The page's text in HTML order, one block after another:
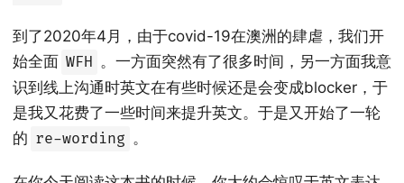
到了2020年4月，由于covid-19在澳洲的肆虐，我们开
始全面 WFH 。一方面突然有了很多时间，另一方面我意
识到线上沟通时英文在有些时候还是会变成blocker，于
是我又花费了一些时间来提升英文。于是又开始了一轮
的 re-wording 。